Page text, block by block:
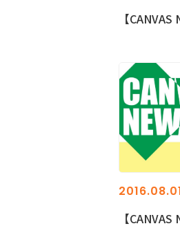
【
【